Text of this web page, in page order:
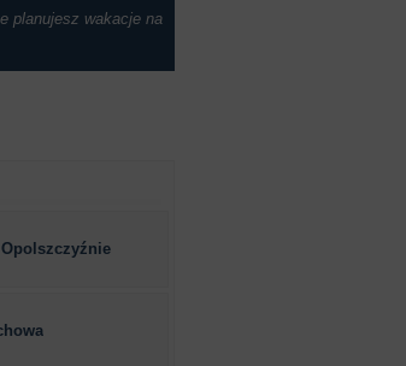
planujesz wakacje na